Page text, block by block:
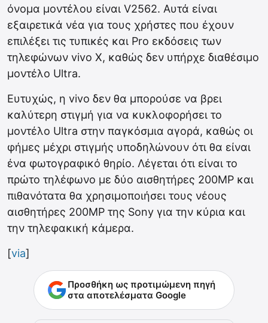
όνομα μοντέλου είναι V2562. Αυτά είναι
εξαιρετικά νέα για τους χρήστες που έχουν
επιλέξει τις τυπικές και Pro εκδόσεις των
τηλεφώνων vivo X, καθώς δεν υπήρχε διαθέσιμο
μοντέλο Ultra.
Ευτυχώς, η vivo δεν θα μπορούσε να βρει
καλύτερη στιγμή για να κυκλοφορήσει το
μοντέλο Ultra στην παγκόσμια αγορά, καθώς οι
φήμες μέχρι στιγμής υποδηλώνουν ότι θα είναι
ένα φωτογραφικό θηρίο. Λέγεται ότι είναι το
πρώτο τηλέφωνο με δύο αισθητήρες 200MP και
πιθανότατα θα χρησιμοποιήσει τους νέους
αισθητήρες 200MP της Sony για την κύρια και
την τηλεφακική κάμερα.
[via]
Προσθήκη ως προτιμώμενη πηγή
στα αποτελέσματα Google